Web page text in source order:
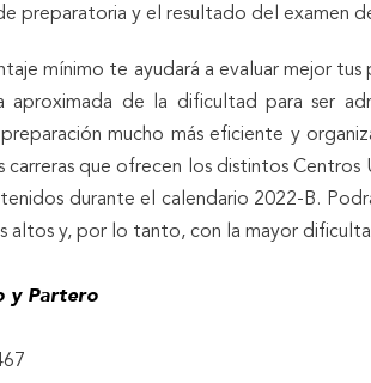
preparatoria y el resultado del examen
mínimo te ayudará a evaluar mejor tus
aproximada de la dificultad para ser
mucho más eficiente y
carreras que ofrecen los distintos Centros
durante el calendario 2022-B.
altos y, por lo tanto, con la mayor
y Partero